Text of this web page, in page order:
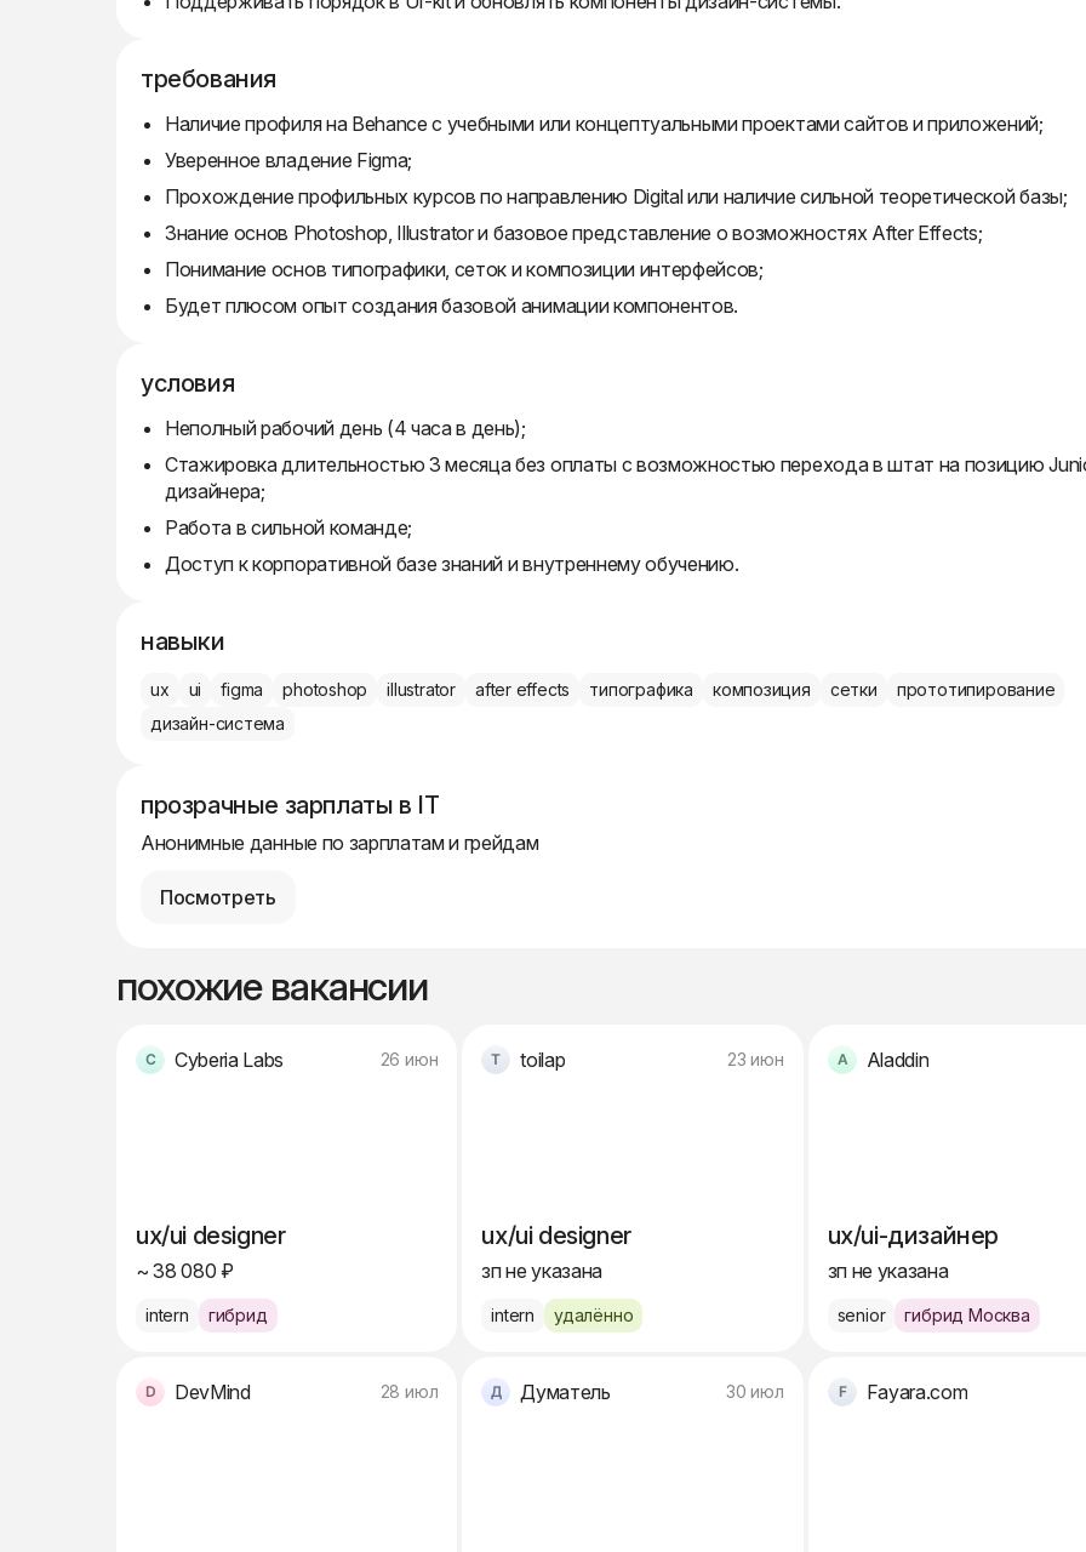
требования
Наличие профиля на Behance с учебными или концептуальными проектами сайтов и приложений;
Уверенное владение Figma;
Прохождение профильных курсов по направлению Digital или наличие сильной теоретической базы;
Знание основ Photoshop, Illustrator и базовое представление о возможностях After Effects;
Понимание основ типографики, сеток и композиции интерфейсов;
Будет плюсом опыт создания базовой анимации компонентов.
условия
Неполный рабочий день (4 часа в день);
Стажировка длительностью 3 месяца без оплаты с возможностью перехода в штат на позицию
дизайнера;
Работа в сильной команде;
Доступ к корпоративной базе знаний и внутреннему обучению.
навыки
ux ui figma photoshop illustrator after effects типографика композиция сетки
прототипирование
дизайн-система
прозрачные зарплаты в IT
Анонимные данные по зарплатам и грейдам
Посмотреть
похожие вакансии
Cyberia Labs 26 июн
ux/ui designer
~ 38 080 ₽
intern гибрид
toilap 23 июн
ux/ui designer
зп не указана
intern удалённо
Aladdin
ux/ui-дизайнер
зп не указана
senior гибрид Москва
DevMind 28 июл Думатель 30 июл Fayara.com